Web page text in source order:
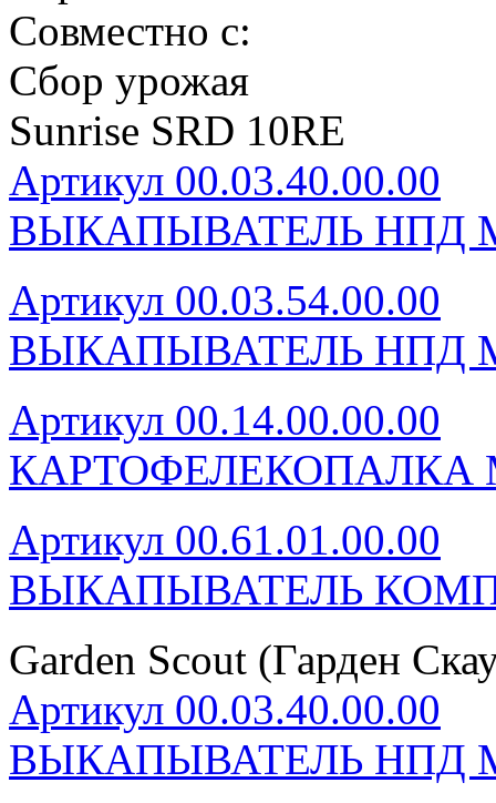
Совместно с:
Сбор урожая
Sunrise SRD 10RE
Артикул 00.03.40.00.00
ВЫКАПЫВАТЕЛЬ НПД
Артикул 00.03.54.00.00
ВЫКАПЫВАТЕЛЬ НПД
Артикул 00.14.00.00.00
КАРТОФЕЛЕКОПАЛКА
Артикул 00.61.01.00.00
ВЫКАПЫВАТЕЛЬ
Garden Scout (Гарден
Артикул 00.03.40.00.00
ВЫКАПЫВАТЕЛЬ НПД